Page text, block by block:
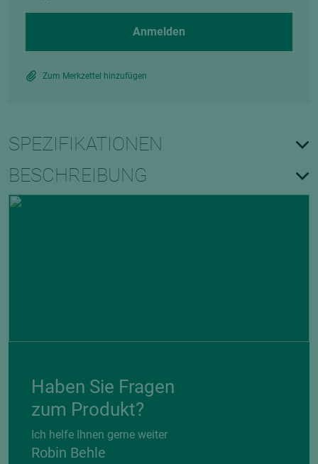
Anmelden
Zum Merkzettel hinzufügen
SPEZIFIKATIONEN
BESCHREIBUNG
Haben Sie Fragen
zum Produkt?
Ich helfe Ihnen gerne weiter
Robin Behle